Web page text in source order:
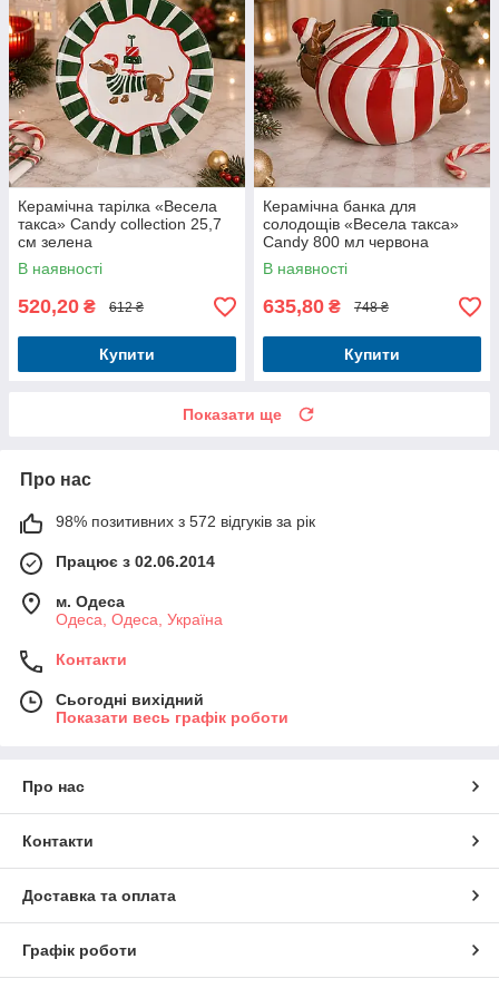
Керамічна тарілка «Весела
такса» Candy collection 25,7
см зелена
В наявності
520,20 ₴ 612 ₴
Купити
Керамічна банка для
солодощів «Весела такса»
Candy 800 мл червона
В наявності
635,80 ₴ 748 ₴
Купити
Показати ще
Про нас
98% позитивних з 572 відгуків за рік
Працює з 02.06.2014
м. Одеса
Одеса, Одеса, Україна
Контакти
Сьогодні вихідний
Показати весь графік роботи
Про нас
Контакти
Доставка та оплата
Графік роботи